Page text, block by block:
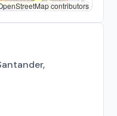
contributors